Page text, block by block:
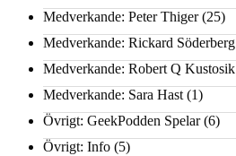
Medverkande: Peter Thiger(25)
Medverkande: Rickard Söderberg
Medverkande: Robert Q Kustosik
Medverkande: Sara Hast (1)
Övrigt: GeekPodden Spelar(6)
Övrigt: Info (5)